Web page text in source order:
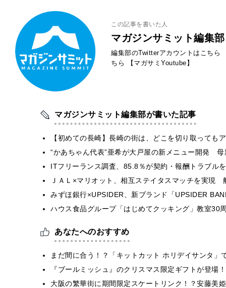
この記事を書いた人
マガジンサミット編集部
編集部のTwitterアカウントはこちら
ちら
【マガサミYoutube】
マガジンサミット編集部が書いた記事
【初めての長崎】長崎の街は、どこを切り取って
“かあちゃん代表”亜希が大戸屋の新メニュー開発
ITフリーランス調査、85.8％が契約・報酬トラブ
ＪＡＬ×マリオット、相互ステイタスマッチを実
みずほ銀行×UPSIDER、新ブランド「UPSIDER
ハウス食品グループ「はじめてクッキング」教室
あなたへのおすすめ
まだ間に合う！？「キットカット ホリデイサンタ」
『ブールミッシュ』のクリスマス限定ギフトが登場
大阪の繁華街に期間限定スケートリンク！？安藤美